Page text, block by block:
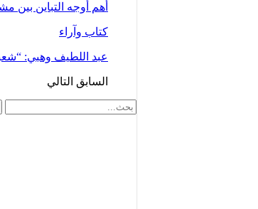
أهم أوجه التباين بين مشروع القانون رقم 66.23
كتاب وآراء
عبد اللطيف وهبي:
السابق التالي